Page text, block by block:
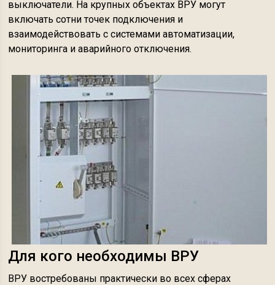
выключатели. На крупных объектах ВРУ могут
включать сотни точек подключения и
взаимодействовать с системами автоматизации,
мониторинга и аварийного отключения.
Для кого необходимы ВРУ
ВРУ востребованы практически во всех сферах